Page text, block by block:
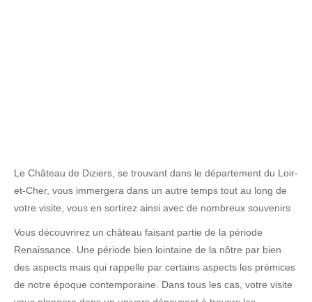
Le Château de Diziers, se trouvant dans le département du Loir-
et-Cher, vous immergera dans un autre temps tout au long de
votre visite, vous en sortirez ainsi avec de nombreux souvenirs
Vous découvrirez un château faisant partie de la période
Renaissance. Une période bien lointaine de la nôtre par bien
des aspects mais qui rappelle par certains aspects les prémices
de notre époque contemporaine. Dans tous les cas, votre visite